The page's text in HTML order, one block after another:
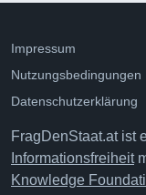
Impressum
Nutzungsbedingungen
Datenschutzerklärung
FragDenStaat.at ist
Informationsfreiheit
Knowledge